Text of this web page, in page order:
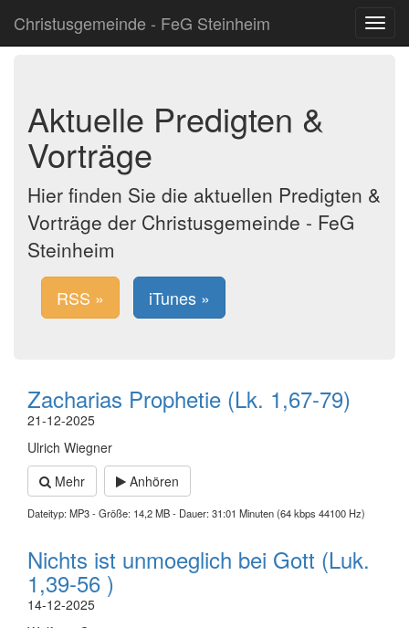
Christusgemeinde - FeG Steinheim
Toggle
Aktuelle Predigten &
Vorträge
Hier finden Sie die aktuellen Predigten &
Vorträge der Christusgemeinde - FeG
Steinheim
RSS » iTunes »
Zacharias Prophetie (Lk. 1,67-79)
21-12-2025
Ulrich Wiegner
Mehr
Anhören
Dateityp: MP3 - Größe: 14,2 MB - Dauer: 31:01 Minuten (64 kbps 44100 Hz)
Nichts ist unmoeglich bei Gott (Luk.
1,39-56 )
14-12-2025